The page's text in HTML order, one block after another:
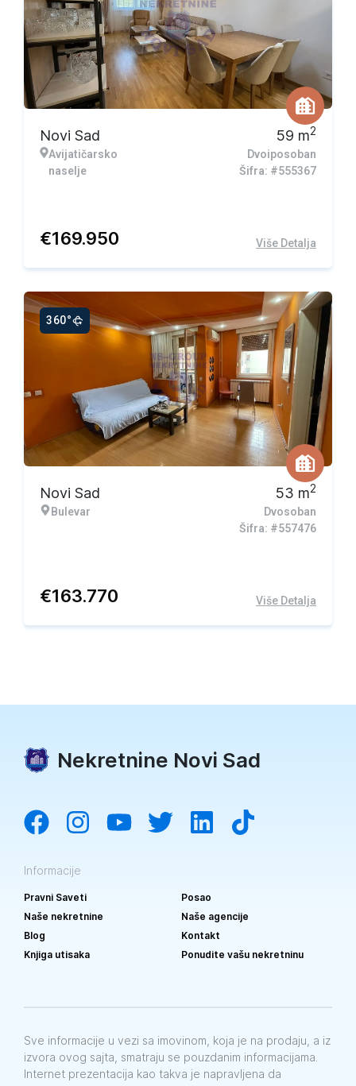
Novi Sad
Avijatičarsko
naselje
59 m2
Dvoiposoban
Šifra: #555367
€169.950 Više Detalja
360°
Novi Sad
Bulevar
53 m2
Dvosoban
Šifra: #557476
€163.770 Više Detalja
Nekretnine Novi Sad
Informacije
Pravni Saveti
Posao
Naše nekretnine
Naše agencije
Blog
Kontakt
Knjiga utisaka
Ponudite vašu nekretninu
Sve informacije u vezi sa imovinom, koja je na prodaju, a iz
izvora ovog sajta, smatraju se pouzdanim informacijama.
Internet prezentacija kao takva je napravljena da